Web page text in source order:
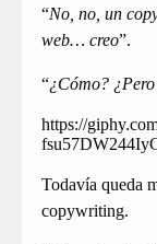
“No, no, un
web… creo”.
“¿Cómo?
https://
Todavía queda
copywriting.